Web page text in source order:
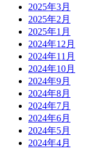
2025年3月
2025年2月
2025年1月
2024年12月
2024年11月
2024年10月
2024年9月
2024年8月
2024年7月
2024年6月
2024年5月
2024年4月